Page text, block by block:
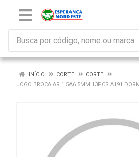
INÍCIO CORTE
CORTE
JOGO BROCA AR 1.5A6.5MM 13PCS A191